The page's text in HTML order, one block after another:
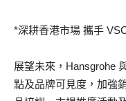
*深耕香港市場 攜手
展望未來，Hansgrohe
點及品牌可見度，加強